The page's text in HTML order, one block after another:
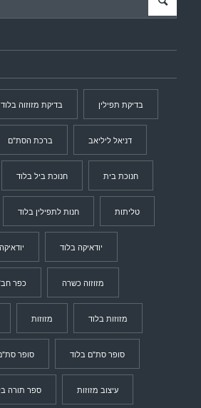
בדיקת מזוזוה בלוד בדיקת תפילין
ברכת הסת"ם דניאל ליליאב
חנוכת ביל בלוד חנוכת בית
חנות לתפילין בלוד טליתות
יודאיקה יודאיקה בלוד
כפר מזוזוה כשרה
מזוזות מזוזות בלוד
סופר סופר סת"ם בלוד
ספר תורה עיצוב מזוזות